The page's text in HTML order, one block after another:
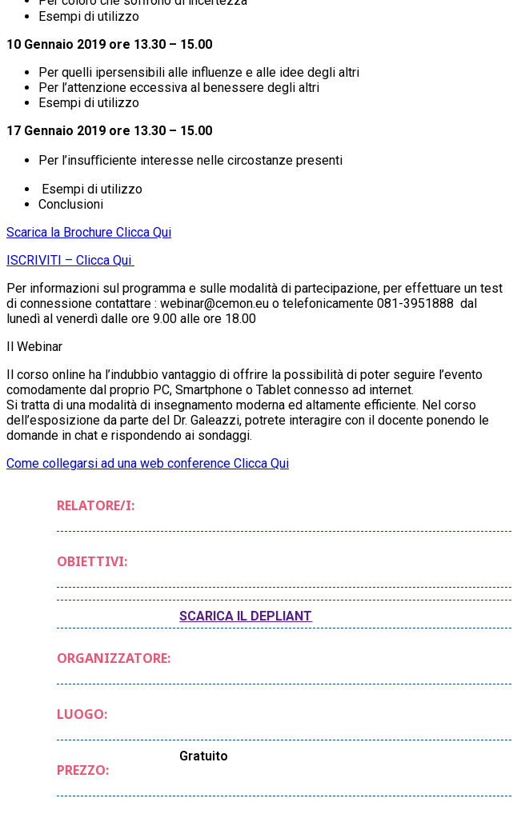
Esempi di utilizzo
10 Gennaio 2019 ore 13.30 – 15.00
Per quelli ipersensibili alle influenze e alle idee degli altri
Per l’attenzione eccessiva al benessere degli altri
Esempi di utilizzo
17 Gennaio 2019 ore 13.30 – 15.00
Per l’insuﬃciente interesse nelle circostanze presenti
Esempi di utilizzo
Conclusioni
Scarica la Brochure Clicca Qui
ISCRIVITI – Clicca Qui
Per informazioni sul programma e sulle modalità di partecipazione, per effettuare un test
di connessione contattare : webinar@cemon.eu o telefonicamente 081-3951888 dal
lunedì al venerdì dalle ore 9.00 alle ore 18.00
Il Webinar
Il corso online ha l’indubbio vantaggio di offrire la possibilità di poter seguire l’evento
comodamente dal proprio PC, Smartphone o Tablet connesso ad internet.
Si tratta di una modalità di insegnamento moderna ed altamente efficiente. Nel corso
dell’esposizione da parte del Dr. Galeazzi, potrete interagire con il docente ponendo le
domande in chat e rispondendo ai sondaggi.
Come collegarsi ad una web conference Clicca Qui
RELATORE/I:
OBIETTIVI:
SCARICA IL DEPLIANT
ORGANIZZATORE:
LUOGO:
PREZZO:
Gratuito